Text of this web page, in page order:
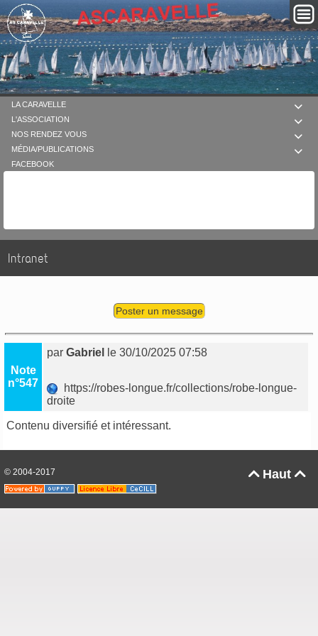

LA CARAVELLE

L'ASSOCIATION

NOS RENDEZ VOUS

MÉDIA/PUBLICATIONS
FACEBOOK
Intranet
Poster un message
Note
n°547
parGabriel le 30/10/2025 07:58
https://robes-longue.fr/collections/robe-longue-
droite
Contenu diversifié et intéressant.
Haut 
© 2004-2017